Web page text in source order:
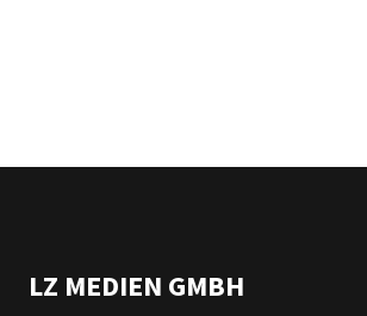
LZ MEDIEN GMBH